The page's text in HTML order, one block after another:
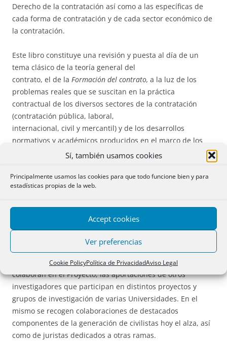
Sí, también usamos cookies
Principalmente usamos las cookies para que todo funcione bien y para
estadísticas propias de la web.
Accept cookies
Ver preferencias
Cookie PolicyPolítica de PrivacidadAviso Legal
Derecho de la contratación así como a las específicas de
cada forma de contratación y de cada sector económico de
la contratación.
Este libro constituye una revisión y puesta al día de un
tema clásico de la teoría general del
contrato, el de la Formación del contrato, a la luz de los
problemas reales que se suscitan en la práctica
contractual de los diversos sectores de la contratación
(contratación pública, laboral,
internacional, civil y mercantil) y de los desarrollos
normativos y académicos producidos en el marco de los
procesos de armonización y actualización del Derecho de
internacional.
del Proyecto de investigación I+D+i titulado
contrato: desde la negociación a la perfección del contrato
(DER 2011-23056, Ministerio de Ciencia e Innovación) que
se desarrolla enla Universidadde Zaragoza. Suma a los
esfuerzos de varios Profesores y otros profesionales que
colaboran en el Proyecto, las aportaciones de otros
investigadores que participan en distintos proyectos y
grupos de investigación de varias Universidades. En el
mismo se recogen colaboraciones de destacados
componentes de la generación de civilistas hoy el alza, así
como de juristas dedicados a otras ramas.